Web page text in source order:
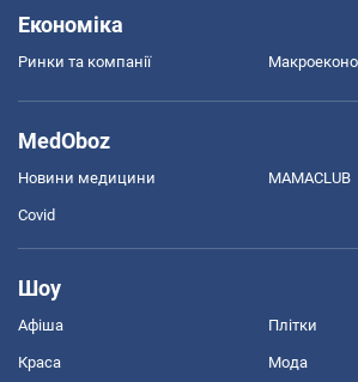
Економіка
Ринки та компанії
MedOboz
Новини медицини MAMACLUB
Covid
Шоу
Афіша Плітки
Краса Мода